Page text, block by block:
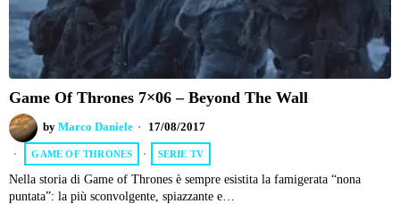
Game Of Thrones 7×06 – Beyond The Wall
by Marco Daniele 17/08/2017
GAME OF THRONES · SERIE TV
Nella storia di Game of Thrones è sempre esistita la famigerata “nona
puntata”: la più sconvolgente, spiazzante e…